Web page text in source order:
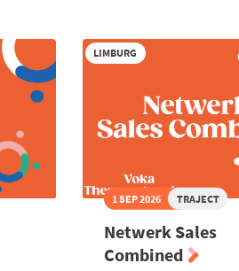
LIMBURG
1 SEP 2026 TRAJECT
Netwerk Sales
Combined